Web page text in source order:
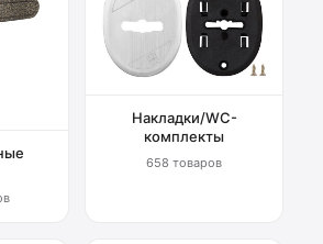
Накладки/WC-
комплекты
658 товаров